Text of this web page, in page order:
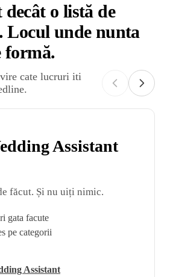
o listă de
unde nunta
formă.
cate lucruri iti
Assistant
făcut. Și nu uiți nimic.
gata facute
pe categorii
Assistant